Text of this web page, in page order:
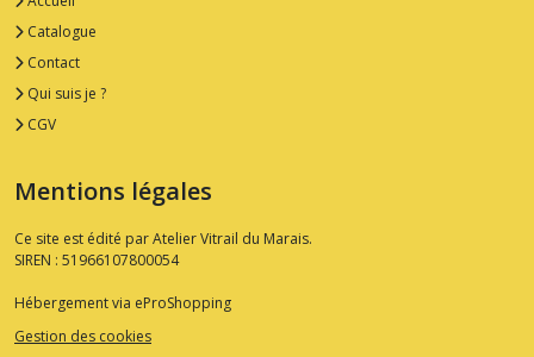
Catalogue
Contact
Qui suis je ?
CGV
Mentions légales
Ce site est édité par Atelier Vitrail du Marais.
SIREN : 51966107800054
Hébergement via eProShopping
Gestion des cookies